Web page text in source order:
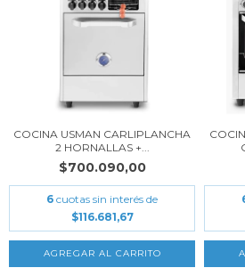
COCINA USMAN CARLIPLANCHA
2 HORNALLAS +...
$700.090,00
6 cuotas sin interés de
$116.681,67